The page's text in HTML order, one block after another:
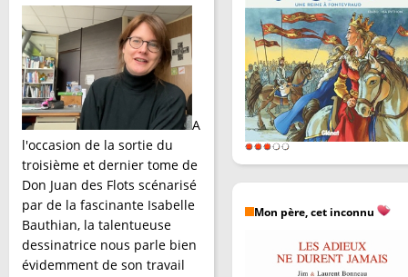
A
l'occasion de la sortie du
troisième et dernier tome de
Don Juan des Flots scénarisé
par de la fascinante Isabelle
Bauthian, la talentueuse
dessinatrice nous parle bien
évidemment de son travail
Mon père, cet inconnu